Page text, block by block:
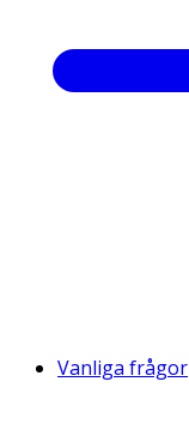
Vanliga frågor